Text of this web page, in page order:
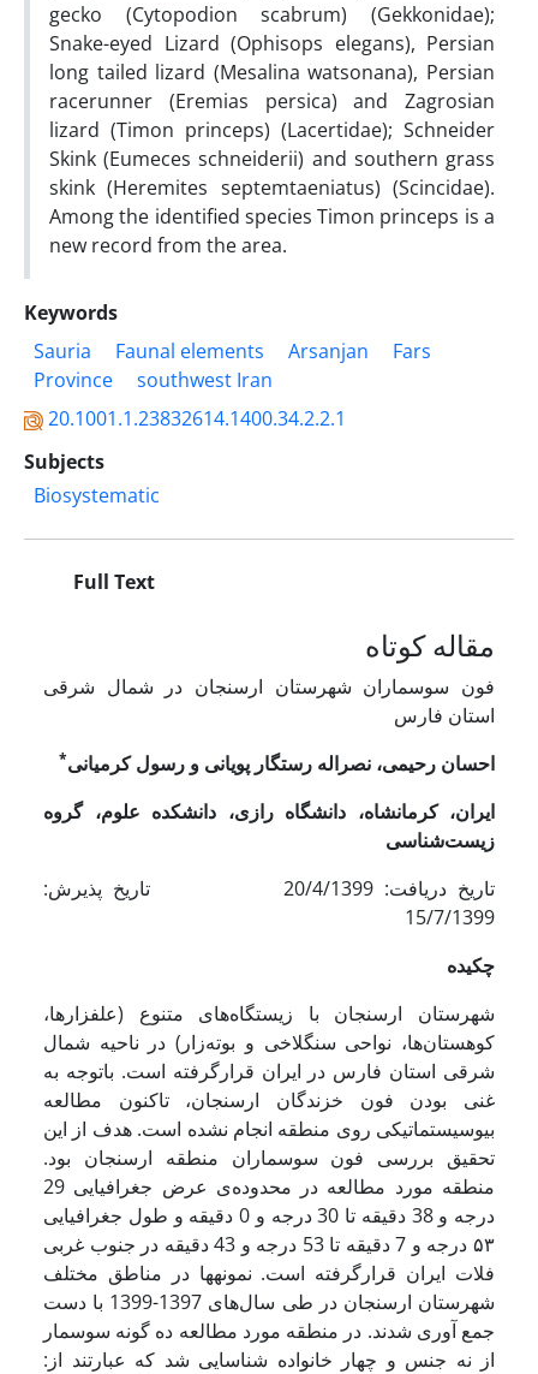
gecko (Cytopodion scabrum) (Gekkonidae);
Snake-eyed Lizard (Ophisops elegans), Persian
long tailed lizard (Mesalina watsonana), Persian
racerunner (Eremias persica) and Zagrosian
lizard (Timon princeps) (Lacertidae); Schneider
Skink (Eumeces schneiderii) and southern grass
skink (Heremites septemtaeniatus) (Scincidae).
Among the identified species Timon princeps is a
new record from the area.
Keywords
Sauria
Faunal elements Arsanjan
Fars
Province
southwest Iran
20.1001.1.23832614.1400.34.2.2.1
Subjects
Biosystematic
Full Text
مقاله کوتاه
فون سوسماران شهرستان ارسنجان در شمال شرقی
استان فارس
احسان رحیمی، نصراله رستگار پویانی و رسول کرمیانی*
ایران، کرمانشاه، دانشگاه رازی، دانشکده علوم، گروه
زیست‌شناسی
تاریخ دریافت: 20/4/1399 تاریخ پذیرش:
15/7/1399
چکیده
شهرستان ارسنجان با زیستگاه‌های متنوع (علفزارها،
کوهستان‌ها، نواحی سنگلاخی و بوته‌زار) در ناحیه شمال
شرقی استان فارس در ایران قرارگرفته است. باتوجه به
غنی بودن فون خزندگان ارسنجان، تاکنون مطالعه
بیوسیستماتیکی روی منطقه انجام نشده است. هدف از این
تحقیق بررسی فون سوسماران منطقه ارسنجان بود.
منطقه مورد مطالعه در محدوده‌ی عرض جغرافیایی 29
درجه و 38 دقیقه تا 30 درجه و 0 دقیقه و طول جغرافیایی
۵۳ درجه و 7 دقیقه تا 53 درجه و 43 دقیقه در جنوب غربی
فلات ایران قرارگرفته است. نمونه­ها در مناطق مختلف
شهرستان ارسنجان در طی سال‌های 1397-1399 با دست
جمع آوری شدند. در منطقه مورد مطالعه ده گونه سوسمار
از نه جنس و چهار خانواده شناسایی شد که عبارتند از: